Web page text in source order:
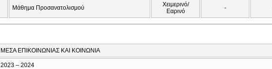
Μάθημα Προσανατολισμού
Χειμερινό/
Εαρινό
-
ΜΕΣΑ ΕΠΙΚΟΙΝΩΝΙΑΣ ΚΑΙ ΚΟΙΝΩΝΙΑ
2023 – 2024